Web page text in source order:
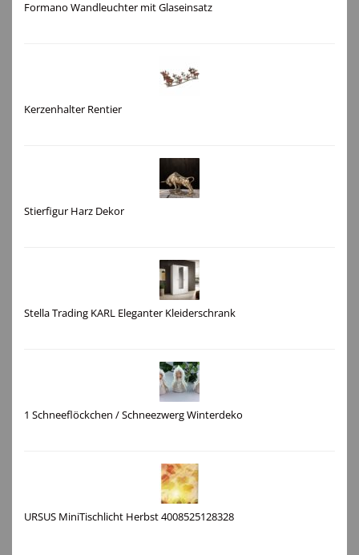
Formano Wandleuchter mit Glaseinsatz
Kerzenhalter Rentier
Stierfigur Harz Dekor
Stella Trading KARL Eleganter Kleiderschrank
1 Schneeflöckchen / Schneezwerg Winterdeko
URSUS MiniTischlicht Herbst 4008525128328